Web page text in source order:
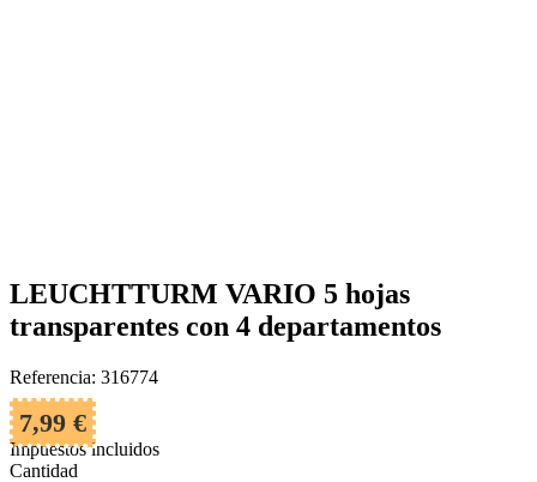
LEUCHTTURM VARIO 5 hojas
transparentes con 4 departamentos
Referencia: 316774
7,99 €
Impuestos incluidos
Cantidad